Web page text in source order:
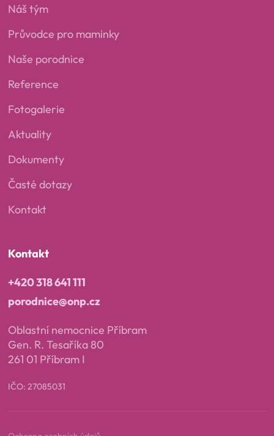
Náš tým
Průvodce pro maminky
Naše porodnice
Reference
Fotogalerie
Aktuality
Dokumenty
Časté dotazy
Kontakt
Kontakt
+420 318 641 111
porodnice@onp.cz
Oblastní nemocnice Příbram
Gen. R. Tesaříka 80
261 01 Příbram I
IČO: 27085031